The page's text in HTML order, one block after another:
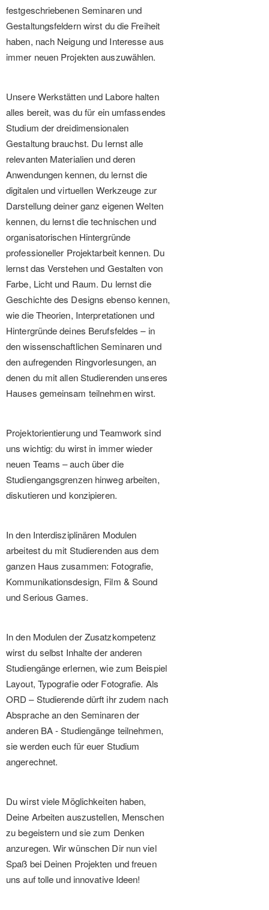
festgeschriebenen Seminaren und
Gestaltungsfeldern wirst du die Freiheit
haben, nach Neigung und Interesse aus
immer neuen Projekten auszuwählen.
Unsere Werkstätten und Labore halten
alles bereit, was du für ein umfassendes
Studium der dreidimensionalen
Gestaltung brauchst. Du lernst alle
relevanten Materialien und deren
Anwendungen kennen, du lernst die
digitalen und virtuellen Werkzeuge zur
Darstellung deiner ganz eigenen Welten
kennen, du lernst die technischen und
organisatorischen Hintergründe
professioneller Projektarbeit kennen. Du
lernst das Verstehen und Gestalten von
Farbe, Licht und Raum. Du lernst die
Geschichte des Designs ebenso kennen,
wie die Theorien, Interpretationen und
Hintergründe deines Berufsfeldes – in
den wissenschaftlichen Seminaren und
den aufregenden Ringvorlesungen, an
denen du mit allen Studierenden unseres
Hauses gemeinsam teilnehmen wirst.
Projektorientierung und Teamwork sind
uns wichtig: du wirst in immer wieder
neuen Teams – auch über die
Studiengangsgrenzen hinweg arbeiten,
diskutieren und konzipieren.
In den Interdisziplinären Modulen
arbeitest du mit Studierenden aus dem
ganzen Haus zusammen: Fotografie,
Kommunikationsdesign, Film & Sound
und Serious Games.
In den Modulen der Zusatzkompetenz
wirst du selbst Inhalte der anderen
Studiengänge erlernen, wie zum Beispiel
Layout, Typografie oder Fotografie. Als
ORD – Studierende dürft ihr zudem nach
Absprache an den Seminaren der
anderen BA - Studiengänge teilnehmen,
sie werden euch für euer Studium
angerechnet.
Du wirst viele Möglichkeiten haben,
Deine Arbeiten auszustellen, Menschen
zu begeistern und sie zum Denken
anzuregen. Wir wünschen Dir nun viel
Spaß bei Deinen Projekten und freuen
uns auf tolle und innovative Ideen!